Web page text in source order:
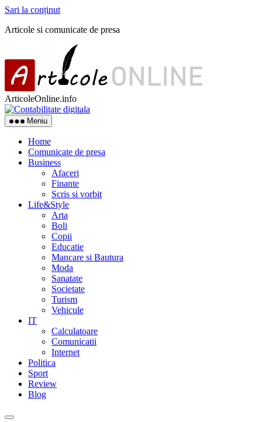
Sari la conținut
Articole si comunicate de presa
ArticoleOnline.info
Meniu
Home
Comunicate de presa
Business
Afaceri
Finante
Scris si vorbit
Life&Style
Arta
Boli
Copii
Educatie
Mancare si Bautura
Moda
Sanatate
Societate
Turism
Vehicule
IT
Calculatoare
Comunicatii
Internet
Politica
Sport
Review
Blog